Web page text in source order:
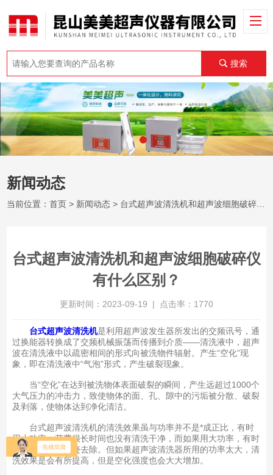
搜索
新闻动态
当前位置：首页 > 新闻动态 > 台式超声波清洗机和超声波细胞破碎仪有什么区别？
台式超声波清洗机和超声波细胞破碎仪
有什么区别？
更新时间：2023-09-19 | 点击率：1770
台式超声波清洗机是利用超声波发生器所发出的交频讯号，通
过换能器转换成了交频机械振荡而传播到介质——清洗液中，超声
波在清洗液中以疏密相间的形式向被洗物件辐射。产生“空化”现
象，即在清洗液中“气泡”形式，产生破裂现象。
当“空化”在达到被洗物体表面破裂的瞬间，产生远超过1000个
大气压力的冲击力，致使物体的面、孔、隙中的污垢被分散、破裂
及剥落，使物体达到净化清洁。
台式超声波清洗机的清洗效果虽与功率并不是*成正比，有时
用小功率，花费很长时间也没有清洗干净，而如果用大功率，有时
便可很快的将污迹去除。但如果超声波清洗器所用的功率太大，清
洗效果是会有所提高，但是空化强度也会大大增加。